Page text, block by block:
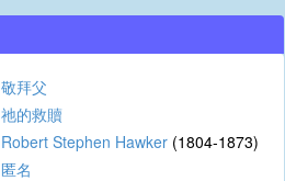
敬拜父
祂的救贖
Robert Stephen Hawker (1804-1873)
匿名